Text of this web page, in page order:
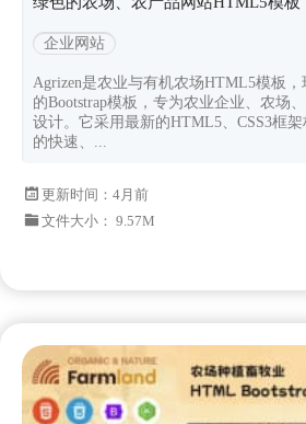
企业网站
Agrizen是农业与有机农场HTML5模板
的Bootstrap模板，专为农业企业、农场
设计。它采用最新的HTML5、CSS3框
的快速、...
更新时间： 4月前
文件大小： 9.57M